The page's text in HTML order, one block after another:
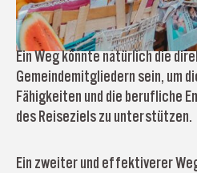
Ein Weg könnte natürlich die
Gemeindemitgliedern sein, um
Fähigkeiten und die berufliche
des Reiseziels zu unterstützen.
Ein zweiter und effektiverer